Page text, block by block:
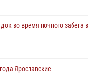
неделю совершили
во время ночного забега в
Ярославские